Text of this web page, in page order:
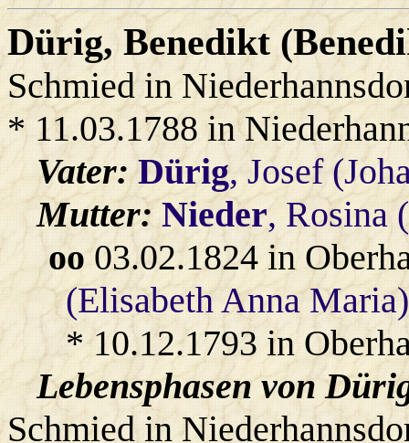
Dürig, Benedikt
Schmied in
* 11.03.1788 in
Vater:Dürig, Josef
Mutter:Nieder, Rosina
oo03.02.1824 in
(Elisabeth Anna Maria)
* 10.12.1793 in
Lebensphasen von
Schmied in